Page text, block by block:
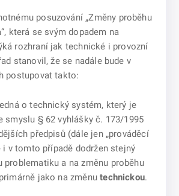
posuzování „Změny proběhu
která se svým dopadem na
rozhraní jak technické i provozní
stanovil, že se nadále bude v
postupovat takto:
o technický systém, který je
smyslu § 62 vyhlášky č. 173/1995
předpisů (dále jen „prováděcí
i v tomto případě dodržen stejný
problematiku a na změnu proběhu
jako na změnutechnickou.